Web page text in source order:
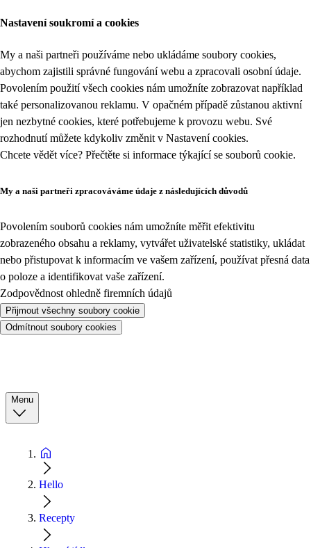
Nastavení soukromí a cookies
My a naši partneři používáme nebo ukládáme soubory cookies,
abychom zajistili správné fungování webu a zpracovali osobní údaje.
Povolením použití všech cookies nám umožníte zobrazovat například
také personalizovanou reklamu. V opačném případě zůstanou aktivní
jen nezbytné cookies, které potřebujeme k provozu webu. Své
rozhodnutí můžete kdykoliv změnit v Nastavení cookies.
Chcete vědět více? Přečtěte si informace týkající se souborů cookie.
My a naši partneři zpracováváme údaje z následujících důvodů
Povolením souborů cookies nám umožníte měřit efektivitu
zobrazeného obsahu a reklamy, vytvářet uživatelské statistiky, ukládat
nebo přistupovat k informacím ve vašem zařízení, používat přesná data
o poloze a identifikovat vaše zařízení.
Zodpovědnost ohledně firemních údajů
Přijmout všechny soubory cookie
Odmítnout soubory cookies
Menu
Hello
Recepty